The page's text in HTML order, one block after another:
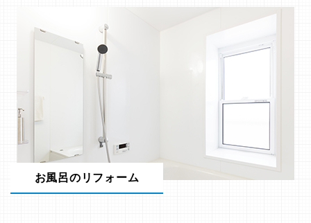
お風呂のリフォーム